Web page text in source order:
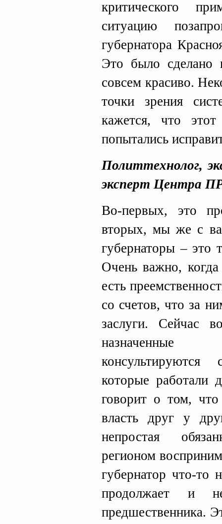
критического
ситуацию
губернатора
Это было сделано
совсем красиво.
точки зрения
кажется, что
попытались
Политтехнолог,
эксперт Центра
Во-первых, это
вторых, мы же с
губернаторы – это
Очень важно, когда
есть
со счетов, что за
заслуги. Сейчас
назначенные
которые работали
говорит о том,
власть друг у
непростая
регионом
губернатор что-то
продолжает и
предшественника.